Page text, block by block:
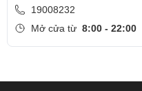
19008232
Mở cửa từ 8:00 - 22:00